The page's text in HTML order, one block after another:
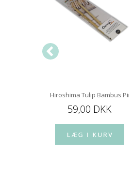
Hiroshima Tulip Bambus
59,00 DKK